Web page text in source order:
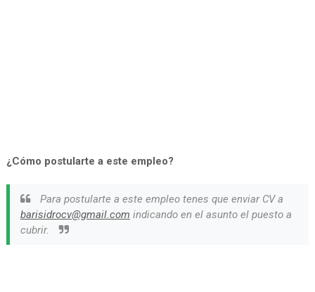
¿Cómo postularte a este empleo?
Para postularte a este empleo tenes que enviar CV a
barisidrocv@gmail.com indicando en el asunto el puesto a
cubrir.